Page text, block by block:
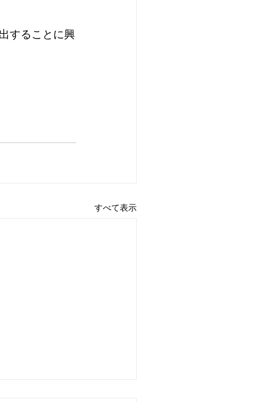
することに興
すべて表示